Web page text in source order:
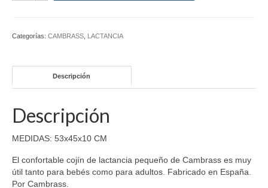
Categorías: CAMBRASS LACTANCIA
Descripción
Descripción
MEDIDAS: 53x45x10 CM
El confortable cojín de lactancia pequeño de Cambrass es muy
útil tanto para bebés como para adultos. Fabricado en España.
Por Cambrass.